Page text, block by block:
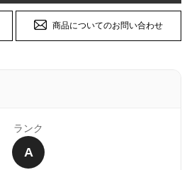
商品についてのお問い合わせ
ランク
A